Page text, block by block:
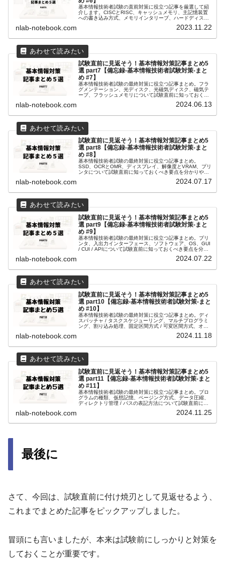
基本情報技術者試験の直前対策に役立つ記事を厳選して紹
介します。CISCとRISC、キャッシュメモリ、主記憶装置
への書き込み方式、メモリインタリーブ、ハードディスク
ます。試験前日の夜や試験会場への移動中に見返して、合
nlab-notebook.com 2023.11.22
試験直前に見返そう！基本情報対策記事まとめ5
選 part7【備忘録-基本情報技術者試験対策-まと
め #7】
基本情報技術者試験の最終対策に役立つ記事まとめ。フラ
グメンテーション、光ディスク、光磁気ディスク、磁気テ
ープ、フラッシュメモリについて試験直前に知っておくべ
nlab-notebook.com 2024.06.13
試験直前に見返そう！基本情報対策記事まとめ5
選 part8【備忘録-基本情報技術者試験対策-まと
め #8】
基本情報技術者試験の最終対策に役立つ記事まとめ。
SSD、OCRとOMR、ディスプレイ、解像度とVRAM、プリ
ンタについて試験直前に知っておくべき要点を分かりやす
nlab-notebook.com 2024.07.17
試験直前に見返そう！基本情報対策記事まとめ5
選 part9【備忘録-基本情報技術者試験対策-まと
め #9】
基本情報技術者試験の最終対策に役立つ記事まとめ。プリ
ンタ、入出力インターフェース、ソフトウェア、OS、GUI
/ CUI / APIについて試験直前に知っておくべき要点を分か
nlab-notebook.com 2024.07.22
試験直前に見返そう！基本情報対策記事まとめ5
選 part10【備忘録-基本情報技術者試験対策-まと
め #10】
基本情報技術者試験の最終対策に役立つ記事まとめ。ディ
スパッチャ / タスクスケジューリング、マルチプログラミ
ング、割り込み処理、固定区間方式 / 可変区間方式、オー
ておくべき要点を分かりやすく解説。効率的な学習に最
nlab-notebook.com 2024.11.18
試験直前に見返そう！基本情報対策記事まとめ5
選 part11【備忘録-基本情報技術者試験対策-まと
め #11】
基本情報技術者試験の最終対策に役立つ記事まとめ。プロ
グラムの種類、仮想記憶、ページング方式、データ圧縮、
ディレクトリ管理 / パスの表記方法について試験直前に知
nlab-notebook.com 2024.11.25
最後に
さて、今回は、試験直前に付け焼刃として見返せるよう、
これまでまとめた記事をピックアップしました。
冒頭にも言いましたが、本来は試験前にしっかりと対策を
しておくことが重要です。